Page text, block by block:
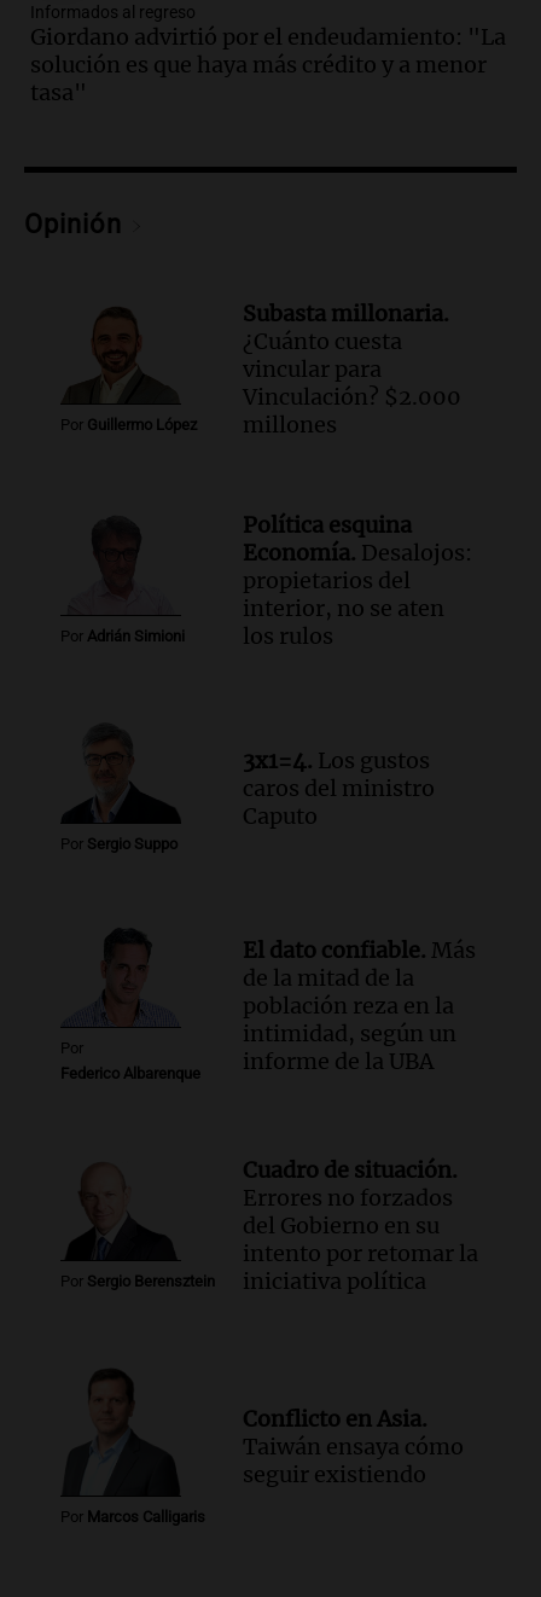
Audio.Una nutricionista derribó el mito
del desayuno ideal: qué alimentos
conviene priorizar
Audio.
Mateo, a los 25 años, lucha
contra el tiempo: necesita un trasplante
para poder seguir viviend
Una mañana para todos
Episodios
Una mañana para todos
Episodios
Altas Cumbres: rescataron a una
cabra que llevaba ocho días atrapada en
Audio.
Chile planteó mejorar la
conectividad fronteriza, aérea y digital
con Jujuy
Panorama Federal
Episodios
Informados al regreso
Giordano advirtió por el endeudamiento: "La
solución es que haya más crédito y a menor
tasa"
Opinión
Por Guillermo López
Subasta millonaria.
¿Cuánto cuesta
vincular para
Vinculación? $2.000
millones
Por Adrián Simioni
Política esquina
Economía. Desalojos:
propietarios del
interior, no se aten
los rulos
Por Sergio Suppo
3x1=4. Los gustos
caros del ministro
Caputo
Por
Federico Albarenque
El dato confiable. Más
de la mitad de la
población reza en la
intimidad, según un
informe de la UBA
Por Sergio Berensztein
Cuadro de situación.
Errores no forzados
del Gobierno en su
intento por retomar la
iniciativa política
Por Marcos Calligaris
Conflicto en Asia.
Taiwán ensaya cómo
seguir existiendo